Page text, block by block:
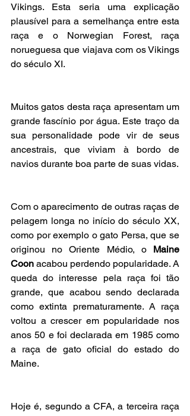
Vikings. Esta seria uma explicação
plausível para a semelhança entre esta
raça e o Norwegian Forest, raça
norueguesa que viajava com os Vikings
do século XI.
Muitos gatos desta raça apresentam um
grande fascínio por água. Este traço da
sua personalidade pode vir de seus
ancestrais, que viviam à bordo de
navios durante boa parte de suas vidas.
Com o aparecimento de outras raças de
pelagem longa no início do século XX,
como por exemplo o gato Persa, que se
originou no Oriente Médio, o Maine
Coon acabou perdendo popularidade. A
queda do interesse pela raça foi tão
grande, que acabou sendo declarada
como extinta prematuramente. A raça
voltou a crescer em popularidade nos
anos 50 e foi declarada em 1985 como
a raça de gato oficial do estado do
Maine.
Hoje é, segundo a CFA, a terceira raça